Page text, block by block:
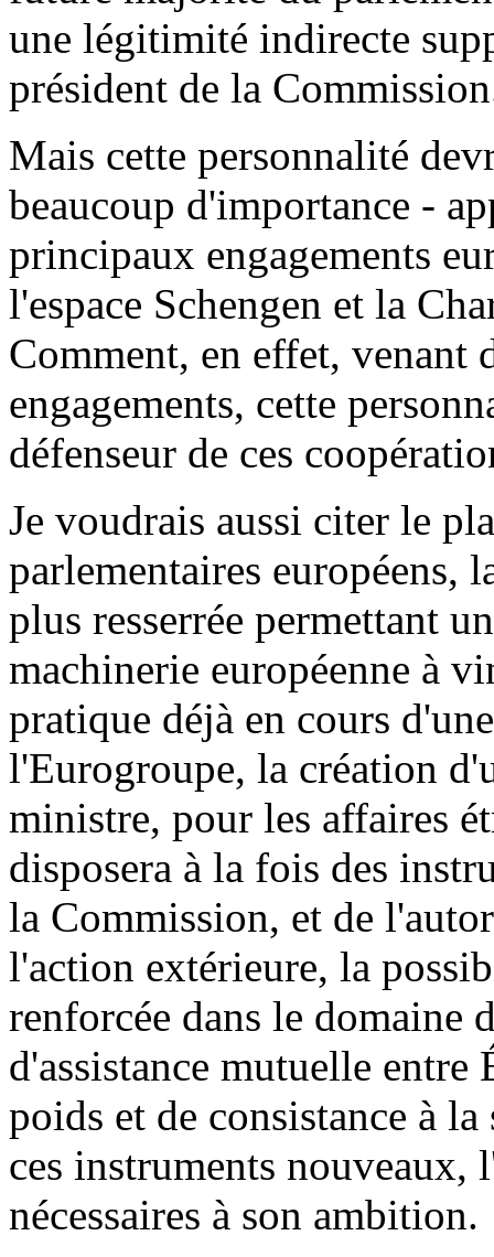
une légitimité indirecte
président de la
Mais cette personnalité
beaucoup d'importance -
principaux engagements
l'espace Schengen et la
Comment, en effet, venant
engagements, cette
défenseur de ces
Je voudrais aussi citer le
parlementaires européens,
plus resserrée permettant
machinerie européenne à
pratique déjà en cours
l'Eurogroupe, la création
ministre, pour les affaires
disposera à la fois des
la Commission, et de
l'action extérieure, la
renforcée dans le domaine
d'assistance mutuelle entre
poids et de consistance à
ces instruments nouveaux,
nécessaires à son ambition.